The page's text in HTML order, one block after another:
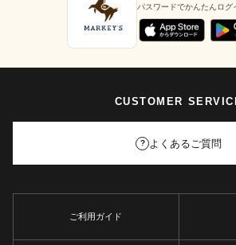
パスワードでかんたんログ
CUSTOMER
? よくあるご質問
ご利用ガイド